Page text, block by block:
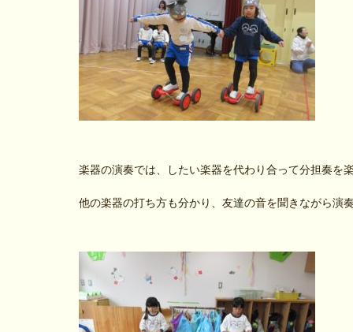
楽器の演奏では、したい楽器を代わり合って分担奏を
他の楽器の打ち方も分かり、友達の音を聞きながら演